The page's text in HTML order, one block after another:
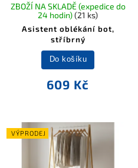
Asistent oblékání bot,
stříbrný
ZBOŽÍ NA SKLADĚ (expedice do
24 hodin)(21 ks)
609 Kč
Do košíku
VÝPRODEJ